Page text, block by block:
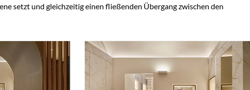
setzt und gleichzeitig einen fließenden Übergang zwischen den